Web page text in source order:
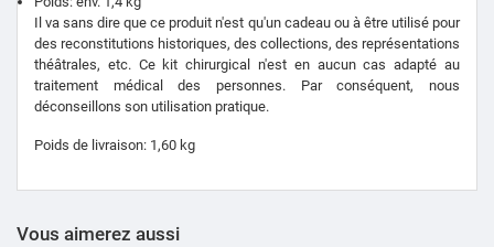
Il va sans dire que ce produit n'est qu'un cadeau ou à être utilisé pour
des reconstitutions historiques, des collections, des représentations
théâtrales, etc. Ce kit chirurgical n'est en aucun cas adapté au
traitement médical des personnes. Par conséquent, nous
déconseillons son utilisation pratique.
Poids de livraison: 1,60 kg
Vous aimerez aussi